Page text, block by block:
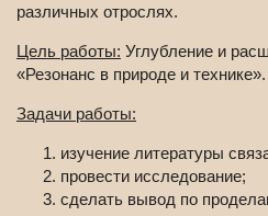
различных отрослях.
Цель работы: Углубление и
«Резонанс в природе и технике».
Задачи работы:
изучение литературы
провести исследование;
сделать вывод по